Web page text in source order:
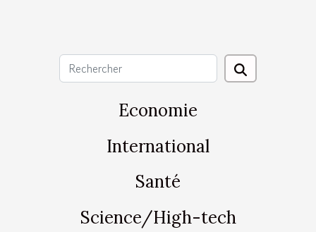
Economie
International
Santé
Science/High-tech